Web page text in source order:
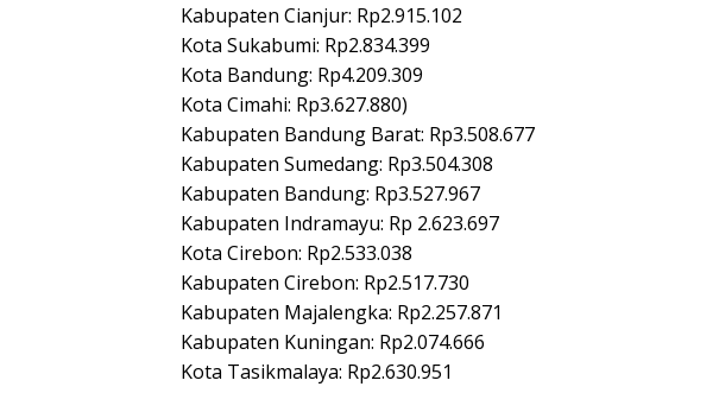
Kabupaten Cianjur: Rp2.915.102
Kota Sukabumi: Rp2.834.399
Kota Bandung: Rp4.209.309
Kota Сіmahi: Rp3.627.880)
Kabupaten Bandung Barat: Rp3.508.677
Kabupaten Sumedang: Rp3.504.308
Kabupaten Bandung: Rp3.527.967
Kabupaten Indramayu: Rp 2.623.697
Kota Cirebon: Rp2.533.038
Kabupaten Cirebon: Rp2.517.730
Kabupaten Majalengka: Rp2.257.871
Kabupaten Kuningan: Rp2.074.666
Kota Tasikmalaya: Rp2.630.951